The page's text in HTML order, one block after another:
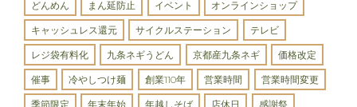
どんめん まん延防止 イベント オンラインショップ
キャッシュレス還元 サイクルステーション テレビ
レジ袋有料化 九条ネギうどん 京都産九条ネギ 価格改定
催事 冷やしつけ麺 創業110年 営業時間 営業時間変更
季節限定 年末年始 年越しそば 店休日 感謝祭